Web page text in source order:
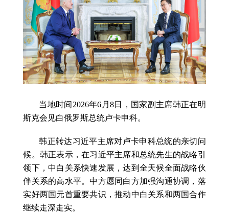
当地时间2026年6月8日，国家副主席韩正在明
斯克会见白俄罗斯总统卢卡申科。
韩正转达习近平主席对卢卡申科总统的亲切问
候。韩正表示，在习近平主席和总统先生的战略引
领下，中白关系快速发展，达到全天候全面战略伙
伴关系的高水平。中方愿同白方加强沟通协调，落
实好两国元首重要共识，推动中白关系和两国合作
继续走深走实。